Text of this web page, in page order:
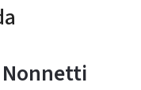
Nonnetti